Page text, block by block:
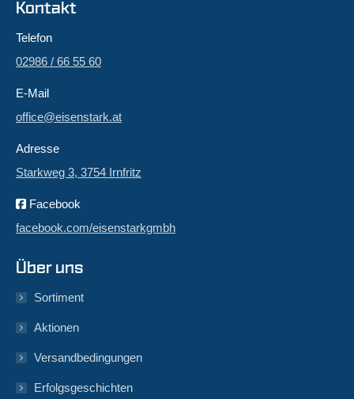
Kontakt
Telefon
02986 / 66 55 60
E-Mail
office@eisenstark.at
Adresse
Starkweg 3, 3754 Irnfritz
Facebook
facebook.com/eisenstarkgmbh
Über uns
Sortiment
Aktionen
Versandbedingungen
Erfolgsgeschichten